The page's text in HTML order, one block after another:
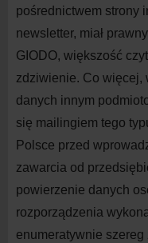
pośrednictwem strony
newsletter, miał
GIODO, większość
zdziwienie. Co więcej,
danych innym
się mailingiem tego
Polsce przed
zawarcia od
powierzenie danych
rozporządzenia
enumeratywnie